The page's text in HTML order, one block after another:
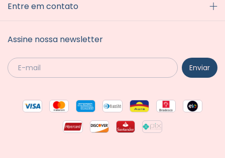
Entre em contato
Assine nossa newsletter